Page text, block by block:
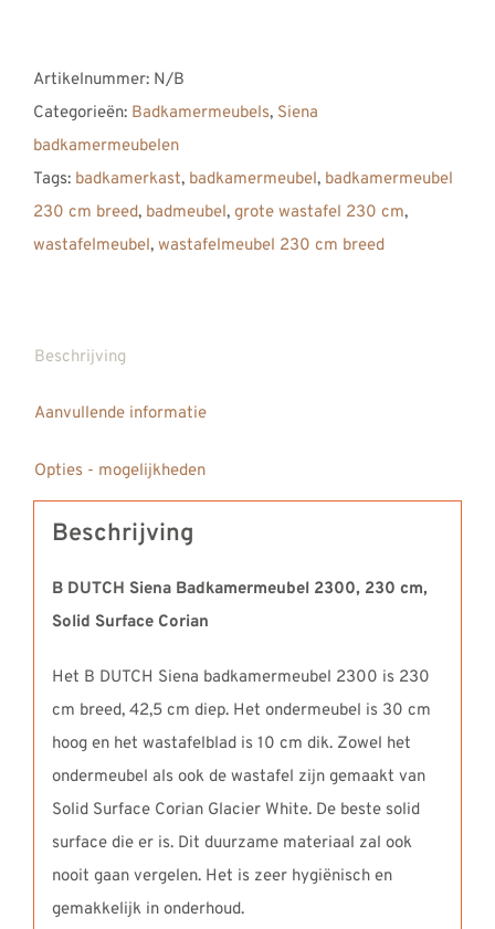
Badkamermeubel
2300,
230
cm,
Solid
Surface
Artikelnummer: N/B
Categorieën: Badkamermeubels, Siena
badkamermeubelen
Tags: badkamerkast, badkamermeubel, badkamermeubel
230 cm breed, badmeubel, grote wastafel 230 cm,
wastafelmeubel, wastafelmeubel 230 cm breed
Beschrijving
Aanvullende informatie
Opties - mogelijkheden
Beschrijving
B DUTCH Siena Badkamermeubel 2300, 230 cm,
Solid Surface Corian
Het B DUTCH Siena badkamermeubel 2300 is 230
cm breed, 42,5 cm diep. Het ondermeubel is 30 cm
hoog en het wastafelblad is 10 cm dik. Zowel het
ondermeubel als ook de wastafel zijn gemaakt van
Solid Surface Corian Glacier White. De beste solid
surface die er is. Dit duurzame materiaal zal ook
nooit gaan vergelen. Het is zeer hygiënisch en
gemakkelijk in onderhoud.